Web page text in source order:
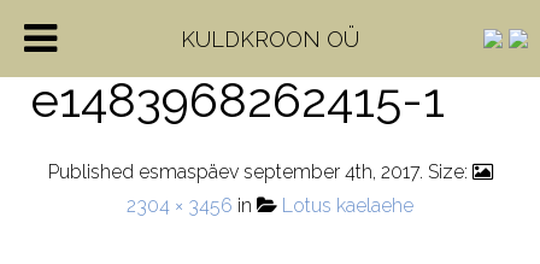
IMG_1069-
e1483968262415-1
Published esmaspäev september 4th, 2017. Size:
2304 × 3456 in Lotus kaelaehe
KULDKROON OÜ